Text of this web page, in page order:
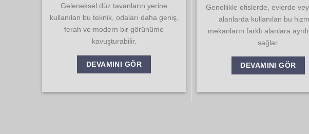
Geleneksel düz tavanların yerine
kullanılan bu teknik, odaları daha geniş,
ferah ve modern bir görünüme
kavuşturabilir.
DEVAMINI GÖR
Genellikle ofislerde, evlerde
alanlarda kullanılan bu
mekanların farklı alanlara
sağlar.
DEVAMINI GÖR